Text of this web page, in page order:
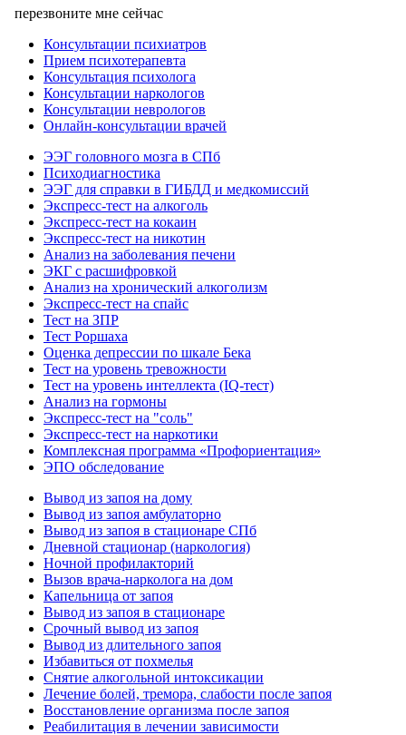
перезвоните мне сейчас
Консультации психиатров
Прием психотерапевта
Консультация психолога
Консультации наркологов
Консультации неврологов
Онлайн-консультации врачей
ЭЭГ головного мозга в СПб
Психодиагностика
ЭЭГ для справки в ГИБДД и медкомиссий
Экспресс-тест на алкоголь
Экспресс-тест на кокаин
Экспресс-тест на никотин
Анализ на заболевания печени
ЭКГ с расшифровкой
Анализ на хронический алкоголизм
Экспресс-тест на спайс
Тест на ЗПР
Тест Роршаха
Оценка депрессии по шкале Бека
Тест на уровень тревожности
Тест на уровень интеллекта (IQ-тест)
Анализ на гормоны
Экспресс-тест на "соль"
Экспресс-тест на наркотики
Комплексная программа «Профориентация»
ЭПО обследование
Вывод из запоя на дому
Вывод из запоя амбулаторно
Вывод из запоя в стационаре СПб
Дневной стационар (наркология)
Ночной профилакторий
Вызов врача-нарколога на дом
Капельница от запоя
Вывод из запоя в стационаре
Срочный вывод из запоя
Вывод из длительного запоя
Избавиться от похмелья
Снятие алкогольной интоксикации
Лечение болей, тремора, слабости после запоя
Восстановление организма после запоя
Реабилитация в лечении зависимости